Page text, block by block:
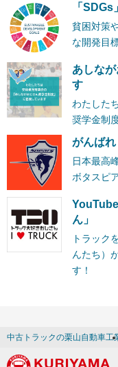
「
貧困対策
な開発目
あしな
す
わたした
奨学金制
がんばれ
日本最高
ボタスピ
ん」
トラック
んたち）
す！
中古トラックの栗山自動車工